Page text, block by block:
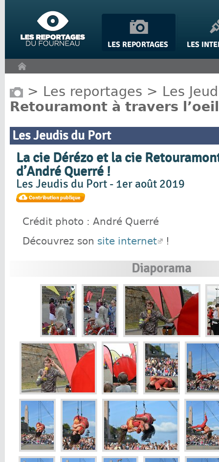
> Les reportages > Les
Retouramont à travers
Les Jeudis du Port
La cie Dérézo et la cie
d’André Querré !
Les Jeudis du Port - 1er août 2019
Crédit photo : André Querré
Découvrez son site internet !
Diaporama